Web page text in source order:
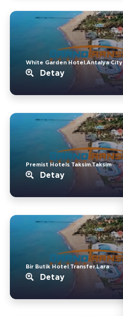
White Garden Hotel.Antalya City
Detay
Premist Hotels Taksim.Taksim
Detay
Bir Butik Hotel Transfer.Lara
Detay